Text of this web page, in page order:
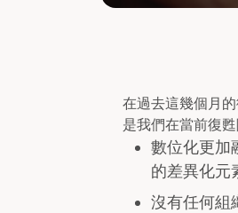
在過去這幾個月
是我們在當前復
數位化更加
的差異化元
沒有任何組